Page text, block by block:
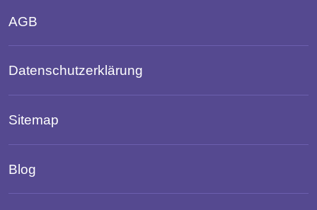
AGB
Datenschutzerklärung
Sitemap
Blog